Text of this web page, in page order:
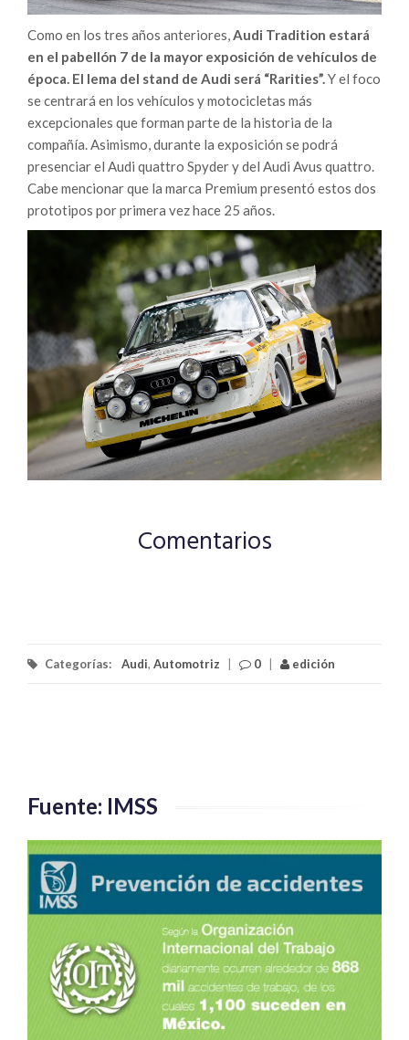
Como en los tres años anteriores,Audi Tradition estará
en el pabellón 7 de la mayor exposición de vehículos de
época. El lema del stand de Audi será “Rarities”.Y el foco
se centrará en los vehículos y motocicletas más
excepcionales que forman parte de la historia de la
compañía. Asimismo, durante la exposición se podrá
presenciar el Audi quattro Spyder y del Audi Avus quattro.
Cabe mencionar que la marca Premium presentó estos dos
prototipos por primera vez hace 25 años.
Comentarios
Categorías: Audi, Automotriz 0 edición
Fuente: IMSS